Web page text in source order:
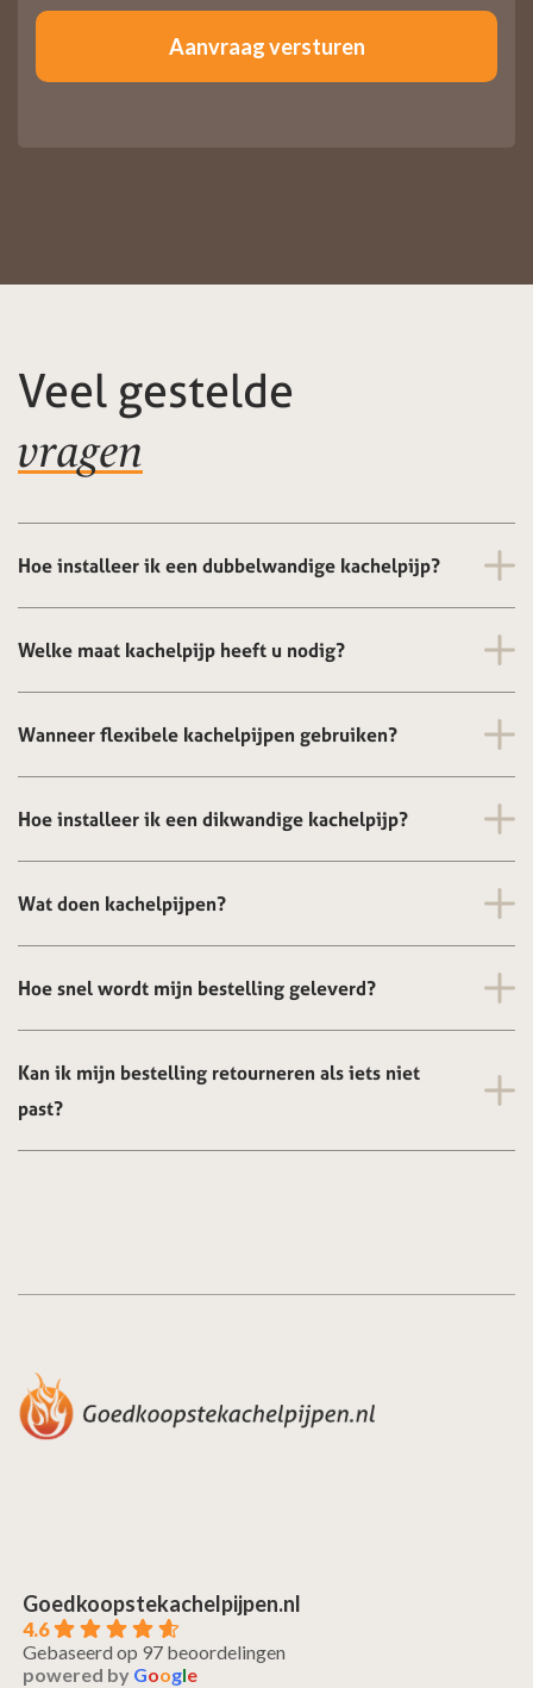
Veel gestelde
vragen
Hoe installeer ik een dubbelwandige kachelpijp?
Welke maat kachelpijp heeft u nodig?
Wanneer flexibele kachelpijpen gebruiken?
Hoe installeer ik een dikwandige kachelpijp?
Wat doen kachelpijpen?
Hoe snel wordt mijn bestelling geleverd?
Kan ik mijn bestelling retourneren als iets niet
past?
Goedkoopstekachelpijpen.nl
4.6
Gebaseerd op 97 beoordelingen
powered by Google